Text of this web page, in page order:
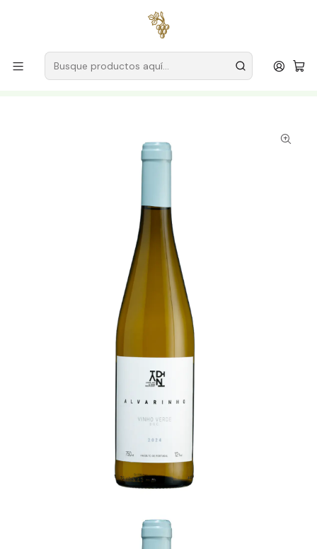
para pedidos superiores a
Productores
Vino Verde (Monção & Melgaço)
ADN Anselmo y Dirk Niepoort
ADN Anselmo & Dirk Niepoort Alvarinho 2023 Vinho Verde
Branco 75cl